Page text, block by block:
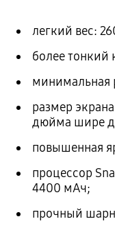
легкий вес:
более тонкий
минимальная
размер
дюйма шире
повышенная
процессор
4400 мАч;
прочный